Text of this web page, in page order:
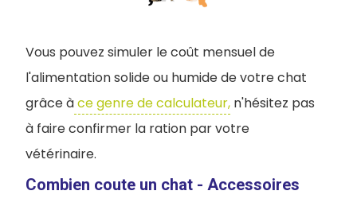
Vous pouvez simuler le coût mensuel de
l'alimentation solide ou humide de votre chat
grâce àce genre de calculateur, n'hésitez pas
à faire confirmer la ration par votre
vétérinaire.
Combien coute un chat - Accessoires